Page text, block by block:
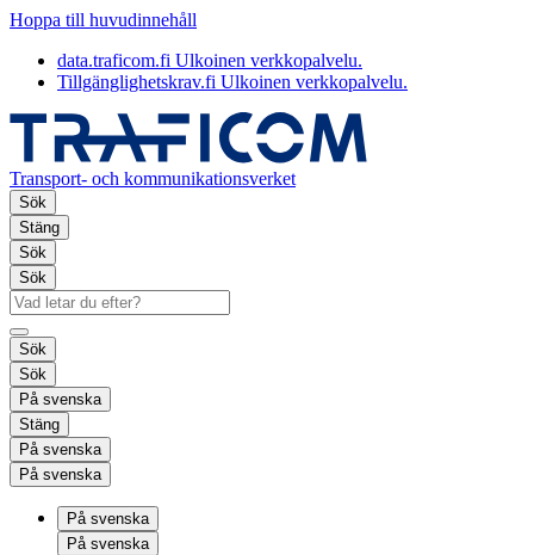
Hoppa till huvudinnehåll
data.traficom.fi Ulkoinen verkkopalvelu.
Tillgänglighetskrav.fi Ulkoinen verkkopalvelu.
Transport- och kommunikationsverket
Sök
Stäng
Sök
Sök
Sök
Sök
På svenska
Stäng
På svenska
På svenska
På svenska
På svenska